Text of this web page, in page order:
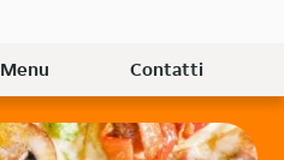
Menu Contatti